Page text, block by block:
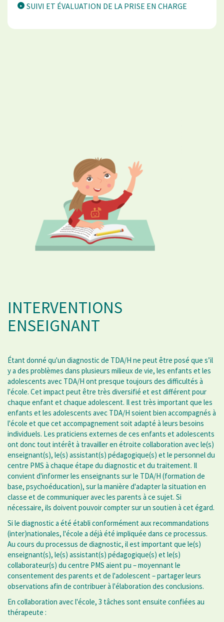
SUIVI ET ÉVALUATION DE LA PRISE EN CHARGE
INTERVENTIONS
ENSEIGNANT
Étant donné qu'un diagnostic de TDA/H ne peut être posé que s’il
y a des problèmes dans plusieurs milieux de vie, les enfants et les
adolescents avec TDA/H ont presque toujours des difficultés à
l'école. Cet impact peut être très diversifié et est différent pour
chaque enfant et chaque adolescent. Il est très important que les
enfants et les adolescents avec TDA/H soient bien accompagnés à
l'école et que cet accompagnement soit adapté à leurs besoins
individuels. Les praticiens externes de ces enfants et adolescents
ont donc tout intérêt à travailler en étroite collaboration avec le(s)
enseignant(s), le(s) assistant(s) pédagogique(s) et le personnel du
centre PMS à chaque étape du diagnostic et du traitement. Il
convient d'informer les enseignants sur le TDA/H (formation de
base, psychoéducation), sur la manière d'adapter la situation en
classe et de communiquer avec les parents à ce sujet. Si
nécessaire, ils doivent pouvoir compter sur un soutien à cet égard.
Si le diagnostic a été établi conformément aux recommandations
(inter)nationales, l'école a déjà été impliquée dans ce processus.
Au cours du processus de diagnostic, il est important que le(s)
enseignant(s), le(s) assistant(s) pédagogique(s) et le(s)
collaborateur(s) du centre PMS aient pu – moyennant le
consentement des parents et de l'adolescent – partager leurs
observations afin de contribuer à l'élaboration des conclusions.
En collaboration avec l'école, 3 tâches sont ensuite confiées au
thérapeute :